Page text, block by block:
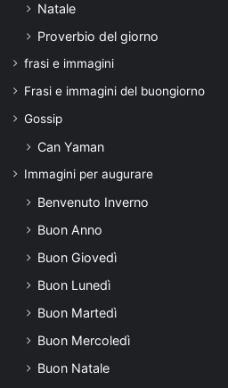
Natale
Proverbio del giorno
frasi e immagini
Frasi e immagini del buongiorno
Gossip
Can Yaman
Immagini per augurare
Benvenuto Inverno
Buon Anno
Buon Giovedì
Buon Lunedì
Buon Martedì
Buon Mercoledì
Buon Natale